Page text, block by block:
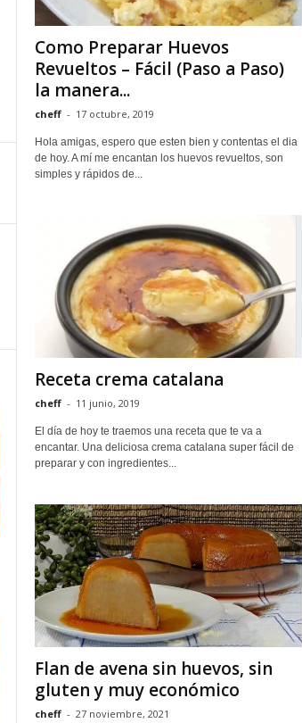
Como Preparar Huevos
Revueltos – Fácil (Paso a Paso)
la manera...
cheff - 17 octubre, 2019
Hola amigas, espero que esten bien y contentas el dia
de hoy. A mí me encantan los huevos revueltos, son
simples y rápidos de...
Receta crema catalana
cheff - 11 junio, 2019
El día de hoy te traemos una receta que te va a
encantar. Una deliciosa crema catalana super fácil de
preparar y con ingredientes...
Flan de avena sin huevos, sin
gluten y muy económico
cheff - 27 noviembre, 2021